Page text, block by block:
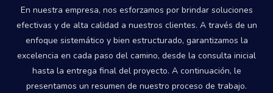
En nuestra empresa, nos esforzamos por brindar soluciones
efectivas y de alta calidad a nuestros clientes. A través de un
enfoque sistemático y bien estructurado, garantizamos la
excelencia en cada paso del camino, desde la consulta inicial
hasta la entrega final del proyecto. A continuación, le
presentamos un resumen de nuestro proceso de trabajo.